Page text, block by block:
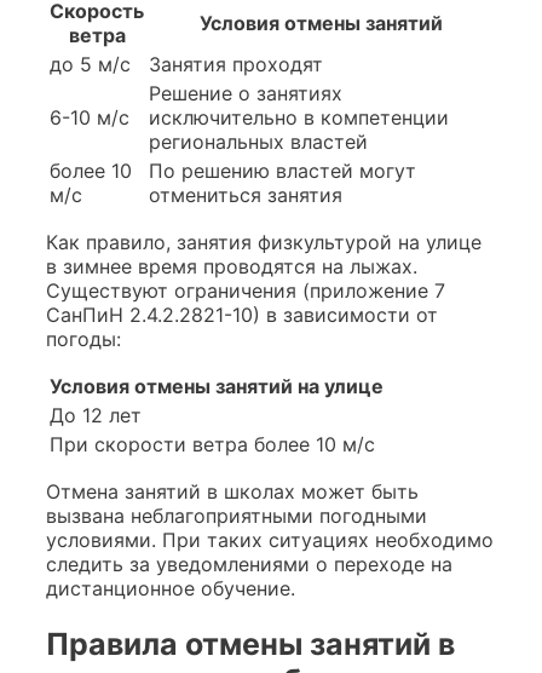
Скорость
ветра
Условия отмены занятий
до 5 м/с
Занятия проходят
6-10 м/с
Решение о занятиях
исключительно в компетенции
региональных властей
более 10
м/с
По решению властей могут
отмениться занятия
Как правило, занятия физкультурой на улице
в зимнее время проводятся на лыжах.
Существуют ограничения (приложение 7
СанПиН 2.4.2.2821-10) в зависимости от
погоды:
Условия отмены занятий на улице
До 12 лет
При скорости ветра более 10 м/с
Отмена занятий в школах может быть
вызвана неблагоприятными погодными
условиями. При таких ситуациях необходимо
следить за уведомлениями о переходе на
дистанционное обучение.
Правила отмены занятий в